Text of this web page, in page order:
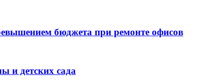
бюджета при ремонте офисов
и детских сада